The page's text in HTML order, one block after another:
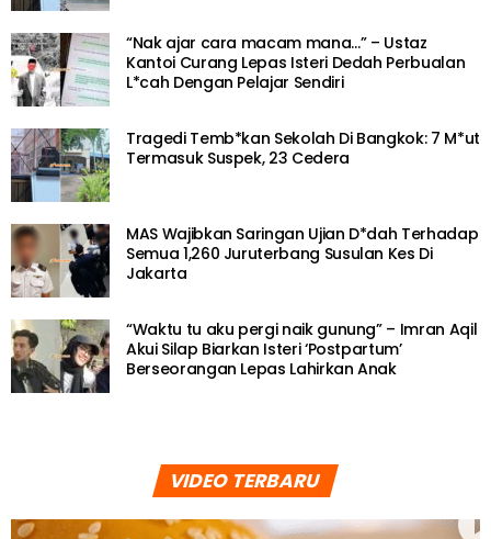
“Nak ajar cara macam mana…” – Ustaz
Kantoi Curang Lepas Isteri Dedah Perbualan
L*cah Dengan Pelajar Sendiri
Tragedi Temb*kan Sekolah Di Bangkok: 7 M*ut
Termasuk Suspek, 23 Cedera
MAS Wajibkan Saringan Ujian D*dah Terhadap
Semua 1,260 Juruterbang Susulan Kes Di
Jakarta
“Waktu tu aku pergi naik gunung” – Imran Aqil
Akui Silap Biarkan Isteri ‘Postpartum’
Berseorangan Lepas Lahirkan Anak
VIDEO TERBARU